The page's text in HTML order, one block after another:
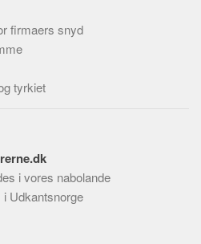
firmaers snyd
tyrkiet
i vores nabolande
Udkantsnorge